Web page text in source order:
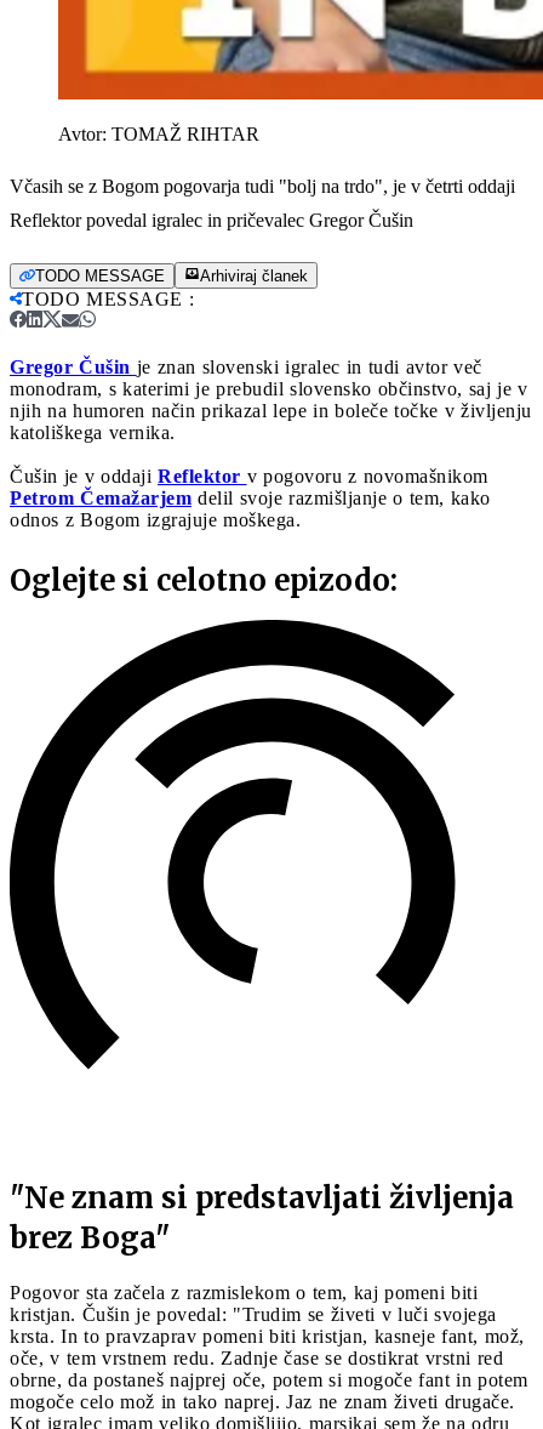
Avtor: TOMAŽ RIHTAR
Včasih se z Bogom pogovarja tudi "bolj na trdo", je v četrti oddaji
Reflektor povedal igralec in pričevalec Gregor Čušin
TODO MESSAGE Arhiviraj članek
TODO MESSAGE :
Gregor Čušin je znan slovenski igralec in tudi avtor več
monodram, s katerimi je prebudil slovensko občinstvo, saj je v
njih na humoren način prikazal lepe in boleče točke v življenju
katoliškega vernika.
Čušin je v oddaji Reflektor v pogovoru z novomašnikom
Petrom Čemažarjem delil svoje razmišljanje o tem, kako
odnos z Bogom izgrajuje moškega.
Oglejte si celotno epizodo:
"Ne znam si predstavljati življenja
brez Boga"
Pogovor sta začela z razmislekom o tem, kaj pomeni biti
kristjan. Čušin je povedal: "Trudim se živeti v luči svojega
krsta. In to pravzaprav pomeni biti kristjan, kasneje fant, mož,
oče, v tem vrstnem redu. Zadnje čase se dostikrat vrstni red
obrne, da postaneš najprej oče, potem si mogoče fant in potem
mogoče celo mož in tako naprej. Jaz ne znam živeti drugače.
Kot igralec imam veliko domišljijo, marsikaj sem že na odru